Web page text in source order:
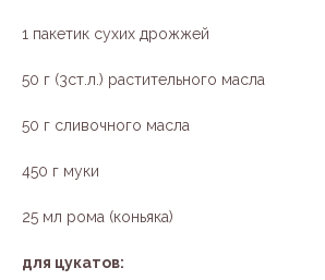
1 пакетик сухих дрожжей
50 г (3ст.л.) растительного масла
50 г сливочного масла
450 г муки
25 мл рома (коньяка)
для цукатов: